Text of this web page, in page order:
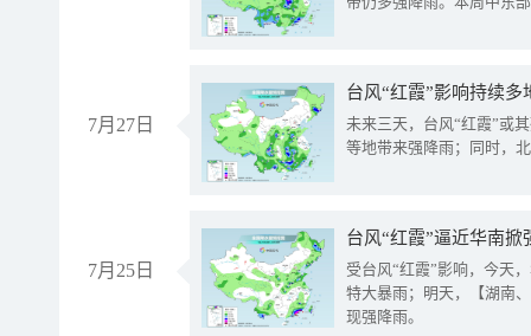
7月27日
台风“红霞”影响持续
未来三天，台风“红霞”或
等地带来强降雨；同时，
7月25日
台风“红霞”逼近华南
受台风“红霞”影响，今天
特大暴雨；明天，【湖南
现强降雨。